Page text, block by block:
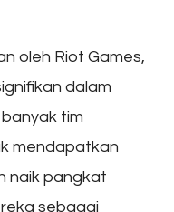
oleh Riot Games,
dalam
tim
mendapatkan
naik pangkat
sebagai